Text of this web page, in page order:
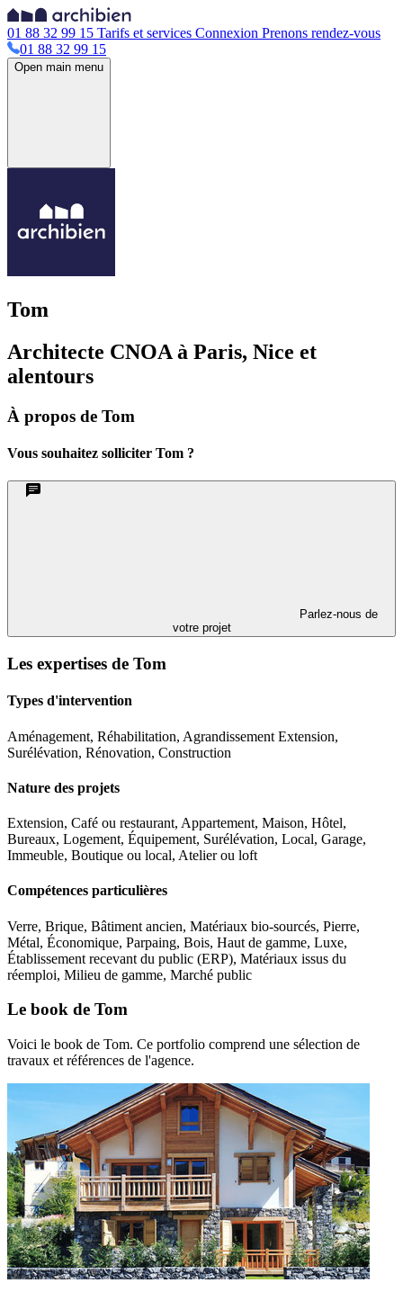
01 88 32 99 15 Tarifs et services Connexion Prenons rendez-vous
01 88 32 99 15
Open main menu
Tom
Architecte CNOA à Paris, Nice et
alentours
À propos de Tom
Vous souhaitez solliciter Tom ?
Parlez-nous de
votre projet
Les expertises de Tom
Types d'intervention
Aménagement, Réhabilitation, Agrandissement Extension,
Surélévation, Rénovation, Construction
Nature des projets
Extension, Café ou restaurant, Appartement, Maison, Hôtel,
Bureaux, Logement, Équipement, Surélévation, Local, Garage,
Immeuble, Boutique ou local, Atelier ou loft
Compétences particulières
Verre, Brique, Bâtiment ancien, Matériaux bio-sourcés, Pierre,
Métal, Économique, Parpaing, Bois, Haut de gamme, Luxe,
Établissement recevant du public (ERP), Matériaux issus du
réemploi, Milieu de gamme, Marché public
Le book de Tom
Voici le book de Tom. Ce portfolio comprend une sélection de
travaux et références de l'agence.